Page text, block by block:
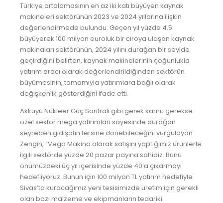
Türkiye ortalamasının en az iki katı büyüyen kaynak
makineleri sektörünün 2023 ve 2024 yıllarına ilişkin
değerlendirmede bulundu. Geçen yıl yüzde 4.5
büyüyerek 100 milyon euroluk bir ciroya ulaşan kaynak
makinaları sektörünün, 2024 yılını durağan bir seyide
geçirdiğini belirten, kaynak makinelerinin çoğunlukla
yatırım aracı olarak değerlendirildiğinden sektörün
büyümesinin, tamamıyla yatırımlara bağlı olarak
değişkenlik gösterdiğini ifade etti.
Akkuyu Nükleer Güç Santrali gibi gerek kamu gerekse
özel sektör mega yatırımları sayesinde durağan
seyreden gidişatın tersine dönebileceğini vurgulayan
Zengin, “Vega Makina olarak satışını yaptığımız ürünlerle
ilgili sektörde yüzde 20 pazar payına sahibiz. Bunu
önümüzdeki üç yıl içerisinde yüzde 40’a çıkarmayı
hedefliyoruz. Bunun için 100 milyon TL yatırım hedefiyle
Sivas’ta kuracağımız yeni tesisimizde üretim için gerekli
olan bazı malzeme ve ekipmanların tedariki